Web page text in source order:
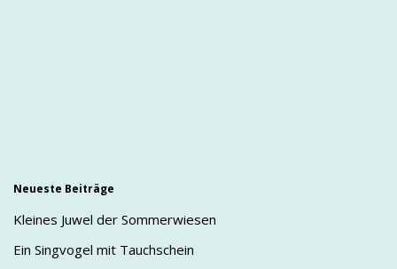
Neueste Beiträge
Kleines Juwel der Sommerwiesen
Ein Singvogel mit Tauchschein